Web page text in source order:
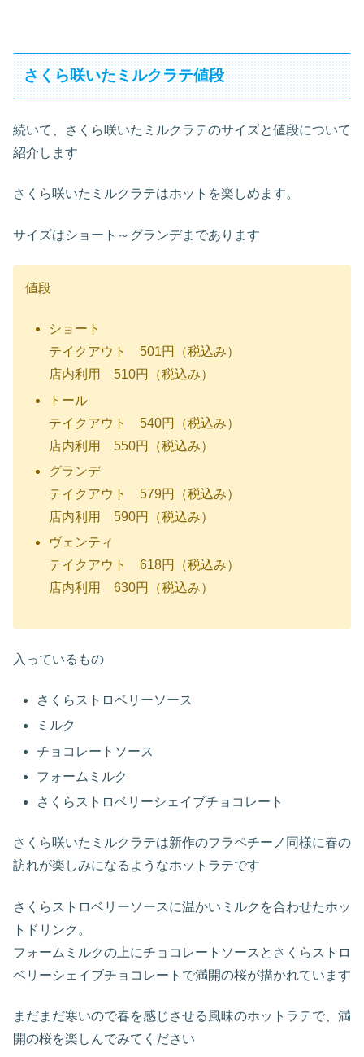
さくら咲いたミルクラテ値段
続いて、さくら咲いたミルクラテのサイズと値段について
紹介します
さくら咲いたミルクラテはホットを楽しめます。
サイズはショート～グランデまであります
値段
ショート
テイクアウト 501円（税込み）
店内利用 510円（税込み）
トール
テイクアウト 540円（税込み）
店内利用 550円（税込み）
グランデ
テイクアウト 579円（税込み）
店内利用 590円（税込み）
ヴェンティ
テイクアウト 618円（税込み）
店内利用 630円（税込み）
入っているもの
さくらストロベリーソース
ミルク
チョコレートソース
フォームミルク
さくらストロベリーシェイブチョコレート
さくら咲いたミルクラテは新作のフラペチーノ同様に春の
訪れが楽しみになるようなホットラテです
さくらストロベリーソースに温かいミルクを合わせたホッ
トドリンク。
フォームミルクの上にチョコレートソースとさくらストロ
ベリーシェイブチョコレートで満開の桜が描かれています
まだまだ寒いので春を感じさせる風味のホットラテで、満
開の桜を楽しんでみてください